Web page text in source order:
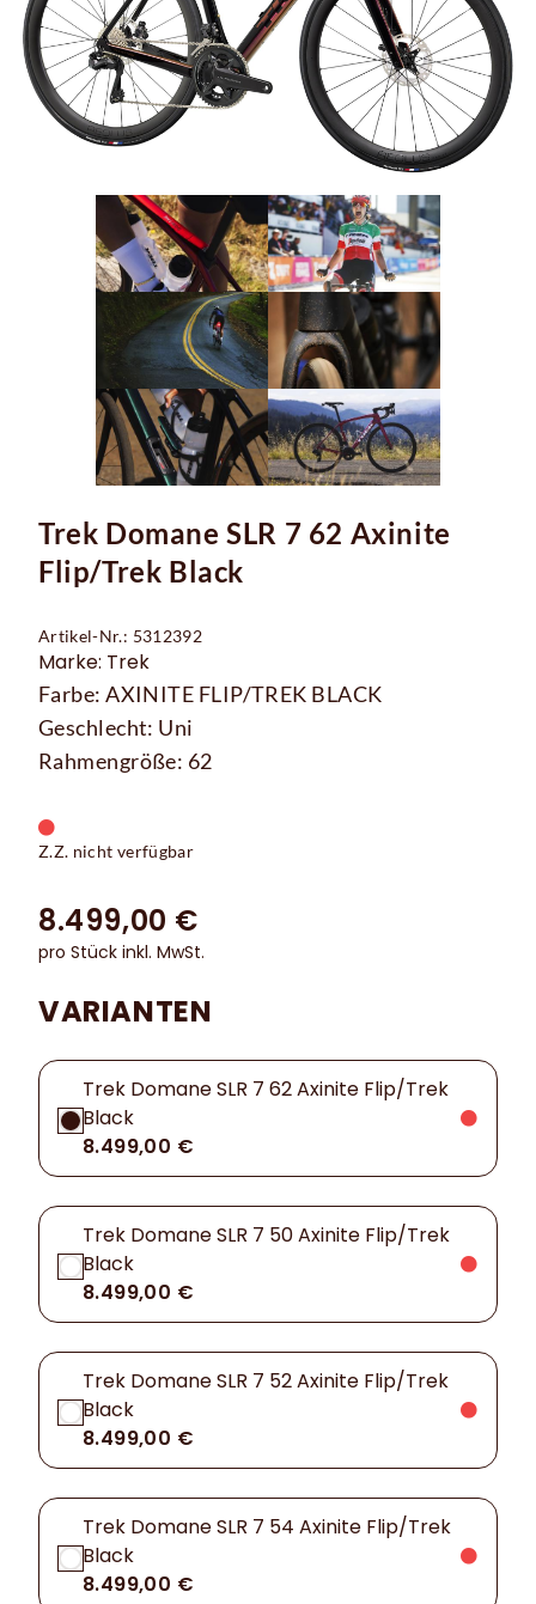
Trek Domane SLR 7 62 Axinite
Flip/Trek Black
Artikel-Nr.: 5312392
Marke: Trek
Farbe: AXINITE FLIP/TREK BLACK
Geschlecht: Uni
Rahmengröße: 62
Z.Z. nicht verfügbar
8.499,00 €
pro Stück inkl. MwSt.
VARIANTEN
Trek Domane SLR 7 62 Axinite Flip/Trek
Black
8.499,00 €
Trek Domane SLR 7 50 Axinite Flip/Trek
Black
8.499,00 €
Trek Domane SLR 7 52 Axinite Flip/Trek
Black
8.499,00 €
Trek Domane SLR 7 54 Axinite Flip/Trek
Black
8.499,00 €